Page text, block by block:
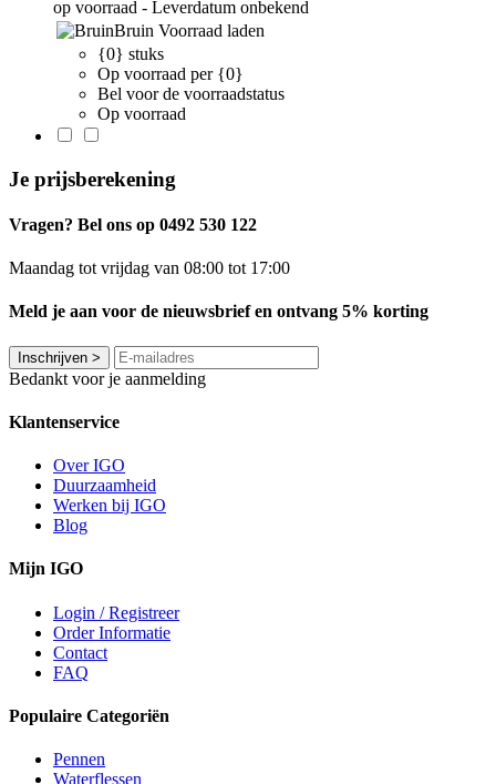
op voorraad - Leverdatum onbekend
Bruin Voorraad laden
{0} stuks
Op voorraad per {0}
Bel voor de voorraadstatus
Op voorraad
Je prijsberekening
Vragen? Bel ons op 0492 530 122
Maandag tot vrijdag van 08:00 tot 17:00
Meld je aan voor de nieuwsbrief en ontvang 5% korting
Inschrijven >
Bedankt voor je aanmelding
Klantenservice
Over IGO
Duurzaamheid
Werken bij IGO
Blog
Mijn IGO
Login / Registreer
Order Informatie
Contact
FAQ
Populaire Categoriën
Pennen
Waterflessen